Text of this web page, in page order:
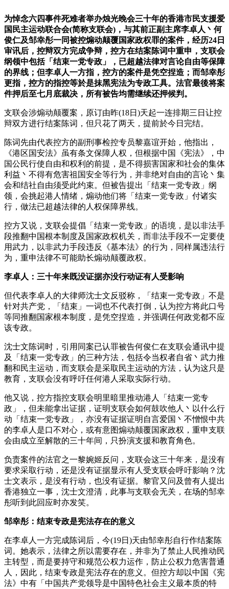
为悼念六四事件死难者举办烛光晚会三十年的香港市民支援爱
国民主运动联合会(简称支联会)，与其前正副主席李卓人丶何
俊仁及邹幸彤一同被控煽动颠覆国家政权罪的案件，经历24日
审讯后，控辩双方完成争辩，控方在结案陈词中重申，支联会
纲领中包括「结束一党专政」，已超越法律对言论自由等保障
的界线；但李卓人一方指，控方的案件是凭空捏造；而邹幸彤
更指，控方的指控等於是抹黑宪法为专政工具。法官最後将案
件押后至七月底裁决，所有被告均需继续还押候判。
支联会涉煽动颠覆案，原订由昨(18日)天起一连排期三日让控
辩双方进行结案陈词，但只花了两天，提前於今日完结。
陈词先由代表控方的副刑事检控专员黎嘉谊开始，他指出，
《港区国安法》虽有条文保障人权，但根据中国《宪法》，中
国公民行使自由和权利的前提，是不得损害国家和社会的集体
利益丶不得有危害祖国安全等行为，并非绝对自由的言论丶集
会和结社自由须受此约束。但被告提出「结束一党专政」纲
领，会挑起港人情绪，煽动他们将「结束一党专政」付诸实
行，做法已超越法律的人权保障界线。
控方又说，支联会提倡「结束一党专政」的语境，是以非法手
段推翻中国根本制度及国家政权机关，而非法手段不一定要使
用武力，以非武力手段违反《基本法》的行为，同样属违法行
为，重申法律不可能助长煽动颠覆政权。
李卓人：三十年来既没证据亦没行动证有人受影响
但代表李卓人的大律师沈士文反驳称，「结束一党专政」不是
针对共产党，「结束」一词也不代表打倒，认为控方将此口号
等同推翻国家根本制度，是凭空捏造，并强调任何政党都不应
该专政。
沈士文陈词时，引用同案已认罪被告何俊仁在支联会通讯中提
及「结束一党专政」的三种方法，包括令当权者自省丶武力推
翻和民主运动，而支联会是采取民主运动的方法，认为这只是
教育，支联会没有呼吁任何港人采取实际行动。
他又说，控方指控支联会明里暗里推动港人「结束一党专
政」，但未能拿出证据，证明支联会如何鼓吹他人丶以什么行
动「结束一党专政」，亦没有证据证明自言爱国丶不憎恨中共
的李卓人是口不对心，或有意图煽动颠覆国家政权，重申支联
会由成立至解散的三十年间，只扮演支援和教育角色。
负责案件的法官之一黎婉姬反问，支联会这三十年来，是没有
要求采取行动，还是没有证据显示有人受支联会呼吁影响？沈
士文表示，是没有行动，也没有证据。黎官又问及曾有人提出
香港独立一事，沈士文澄清，此事与支联会无关，在场的邹幸
彤听到此回应时亦发笑。
邹幸彤：结束专政是宪法存在的意义
在李卓人一方完成陈词后，今(19日)天由邹幸彤自行作结案陈
词。她表示，法律之所以需要存在，并非为了禁止人民推动民
主转型，而是要持守和规范公权力运作，防止公权力危害普通
人，因此，结束专政是宪法存在的意义。但控方却以中国《宪
法》中有「中国共产党领导是中国特色社会主义最本质的特